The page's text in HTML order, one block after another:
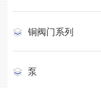
铜阀门系列
泵